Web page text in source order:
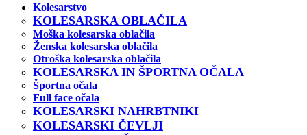
Kolesarstvo
KOLESARSKA OBLAČILA
Moška kolesarska oblačila
Ženska kolesarska oblačila
Otroška kolesarska oblačila
KOLESARSKA IN ŠPORTNA OČALA
Športna očala
Full face očala
KOLESARSKI NAHRBTNIKI
KOLESARSKI ČEVLJI